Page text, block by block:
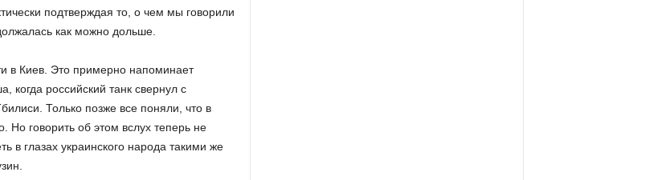
подтверждая то, о чем мы говорили
как можно дольше.
в Киев. Это примерно напоминает
когда российский танк свернул с
Только позже все поняли, что в
Но говорить об этом вслух теперь не
в глазах украинского народа такими же